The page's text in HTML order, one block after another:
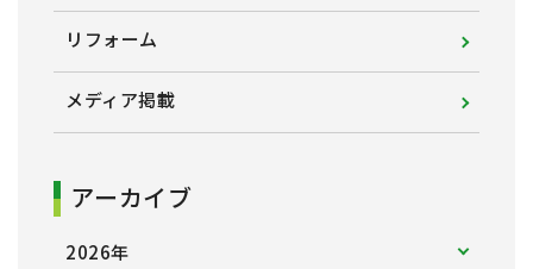
リフォーム
メディア掲載
アーカイブ
2026年